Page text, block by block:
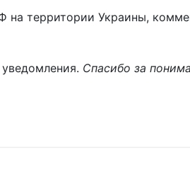
на территории Украины,
Спасибо за